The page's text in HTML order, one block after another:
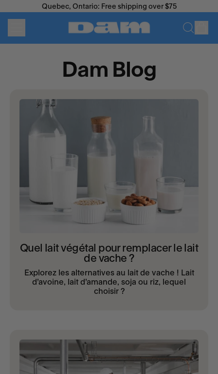
Quebec, Ontario: Free shipping over $75
Search
Dam Blog
Quel lait végétal pour remplacer le lait
de vache ?
Explorez les alternatives au lait de vache ! Lait
d’avoine, lait d’amande, soja ou riz, lequel
choisir ?